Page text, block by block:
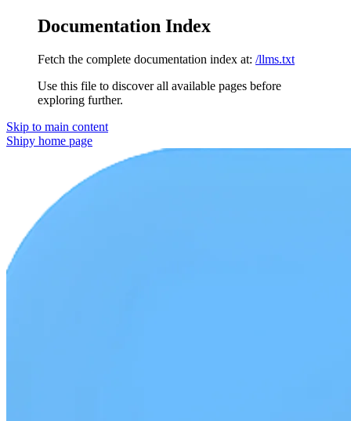
Documentation Index
Fetch the complete documentation index at: /llms.txt
Use this file to discover all available pages before
exploring further.
Skip to main content
Shipy home page